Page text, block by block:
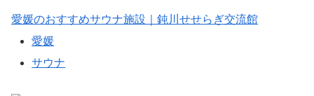
愛媛のおすすめサウナ施設｜鈍川せせらぎ交流館
愛媛
サウナ